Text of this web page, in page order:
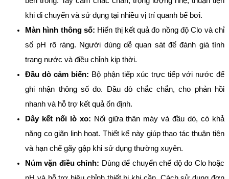
khi di chuyển và sử dụng tại nhiều vị trí quanh bể bơi.
Màn hình thông số: Hiển thị kết quả đo nồng độ Clo và chỉ
số pH rõ ràng. Người dùng dễ quan sát để đánh giá tình
trạng nước và điều chỉnh kịp thời.
Đầu dò cảm biến: Bộ phận tiếp xúc trực tiếp với nước để
ghi nhận thông số đo. Đầu dò chắc chắn, cho phản hồi
nhanh và hỗ trợ kết quả ổn định.
Dây kết nối lò xo: Nối giữa thân máy và đầu dò, có khả
năng co giãn linh hoạt. Thiết kế này giúp thao tác thuận tiện
và hạn chế gãy gập khi sử dụng thường xuyên.
Núm vặn điều chỉnh: Dùng để chuyển chế độ đo Clo hoặc